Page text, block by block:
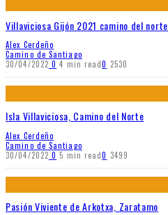
Villaviciosa Gijón 2021 camino del norte
Alex Cerdeño
Camino de Santiago
30/04/2022 0 4 min read0 2530
Isla Villaviciosa, Camino del Norte
Alex Cerdeño
Camino de Santiago
30/04/2022 0 5 min read0 3499
Pasión Viviente de Arkotxa, Zaratamo